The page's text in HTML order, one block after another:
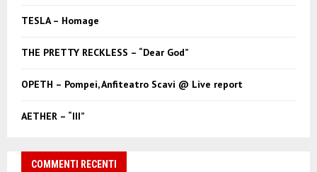
TESLA – Homage
THE PRETTY RECKLESS – “Dear God”
OPETH – Pompei, Anfiteatro Scavi @ Live report
AETHER – “III”
COMMENTI RECENTI